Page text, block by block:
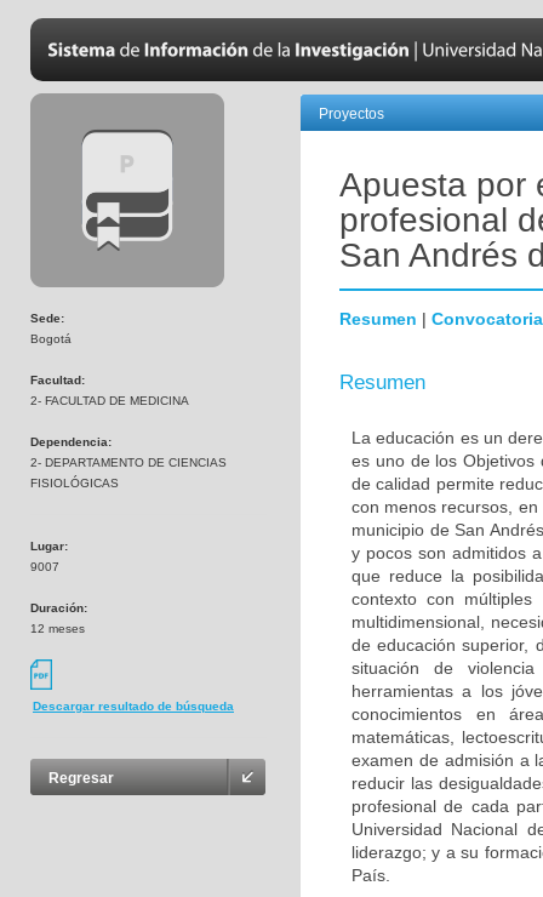
Sede:
Bogotá
Facultad:
2- FACULTAD DE MEDICINA
Dependencia:
2- DEPARTAMENTO DE CIENCIAS
FISIOLÓGICAS
Lugar:
9007
Duración:
12 meses
Descargar resultado de búsqueda
Regresar
Proyectos
Apuesta por
profesional
San Andrés
Resumen | Convocatoria
Resumen
La educación es un
es uno de los Objetivos
de calidad permite
con menos recursos,
municipio de San
y pocos son admitidos
que reduce la
contexto con
multidimensional,
de educación superior,
situación de
herramientas a los
conocimientos en
matemáticas,
examen de admisión a
reducir las
profesional de cada
Universidad Nacional
liderazgo; y a su
País.